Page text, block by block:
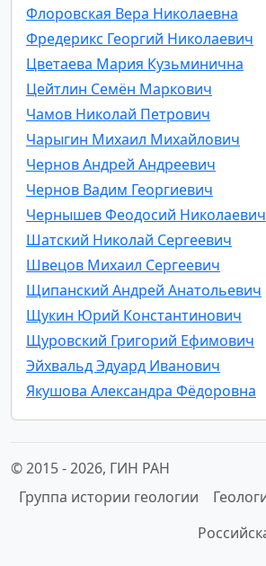
Флоровская Вера Николаевна
Фредерикс Георгий Николаевич
Цветаева Мария Кузьминична
Цейтлин Семён Маркович
Чамов Николай Петрович
Чарыгин Михаил Михайлович
Чернов Андрей Андреевич
Чернов Вадим Георгиевич
Чернышев Феодосий Николаевич
Шатский Николай Сергеевич
Швецов Михаил Сергеевич
Щипанский Андрей Анатольевич
Щукин Юрий Константинович
Щуровский Григорий Ефимович
Эйхвальд Эдуард Иванович
Якушова Александра Фёдоровна
© 2015 -2026, ГИН РАН
Группа истории геологии